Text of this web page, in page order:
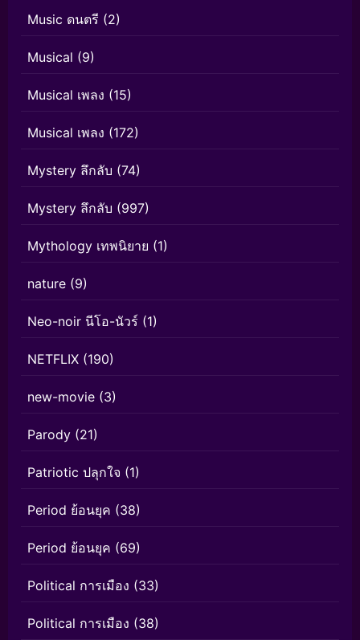
Music ดนตรี (2)
Musical (9)
Musical เพลง (15)
Musical เพลง (172)
Mystery ลึกลับ (74)
Mystery ลึกลับ (997)
Mythology เทพนิยาย (1)
nature (9)
Neo-noir นีโอ-นัวร์ (1)
NETFLIX (190)
new-movie (3)
Parody (21)
Patriotic ปลุกใจ (1)
Period ย้อนยุค (38)
Period ย้อนยุค (69)
Political การเมือง (33)
Political การเมือง (38)